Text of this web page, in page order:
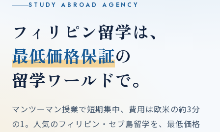
STUDY ABROAD AGENCY
フィリピン留学は、
最低価格保証の
留学ワールドで。
マンツーマン授業で短期集中、費用は欧米の約3分
の1。人気のフィリピン・セブ島留学を、最低価格